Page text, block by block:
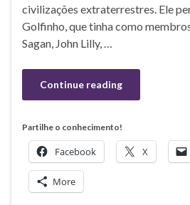
civilizações extraterrestres. Ele
Golfinho, que tinha como
Sagan, John Lilly, …
Continue reading
Partilhe o conhecimento!
Facebook X
More